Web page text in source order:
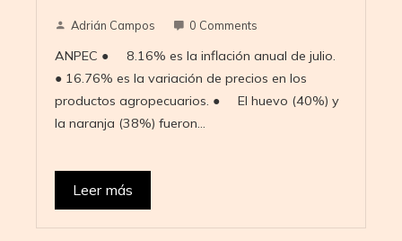
Adrián Campos 0 Comments
ANPEC ● 8.16% es la inflación anual de julio.
● 16.76% es la variación de precios en los
productos agropecuarios. ● El huevo (40%) y
la naranja (38%) fueron…
Leer más